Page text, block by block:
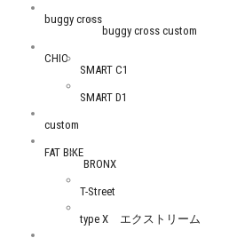
buggy cross
buggy cross custom
CHIC
SMART C1
SMART D1
custom
FAT BIKE
BRONX
T-Street
type X エクストリーム